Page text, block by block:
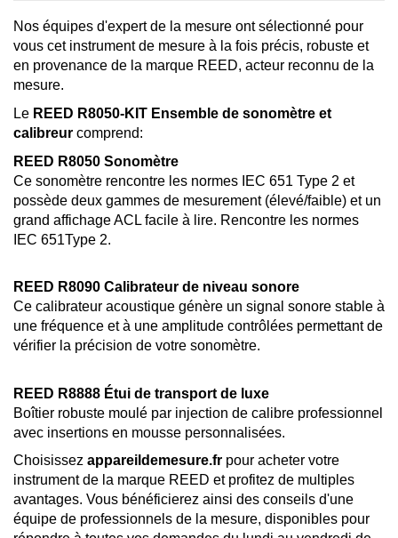
Nos équipes d'expert de la mesure ont sélectionné pour
vous cet instrument de mesure à la fois précis, robuste et
en provenance de la marque REED, acteur reconnu de la
mesure.
Le REED R8050-KIT Ensemble de sonomètre et
calibreur comprend:
REED R8050 Sonomètre
Ce sonomètre rencontre les normes IEC 651 Type 2 et
possède deux gammes de mesurement (élevé/faible) et un
grand affichage ACL facile à lire. Rencontre les normes
IEC 651Type 2.
REED R8090 Calibrateur de niveau sonore
Ce calibrateur acoustique génère un signal sonore stable à
une fréquence et à une amplitude contrôlées permettant de
vérifier la précision de votre sonomètre.
REED R8888 Étui de transport de luxe
Boîtier robuste moulé par injection de calibre professionnel
avec insertions en mousse personnalisées.
Choisissez appareildemesure.fr pour acheter votre
instrument de la marque REED et profitez de multiples
avantages. Vous bénéficierez ainsi des conseils d'une
équipe de professionnels de la mesure, disponibles pour